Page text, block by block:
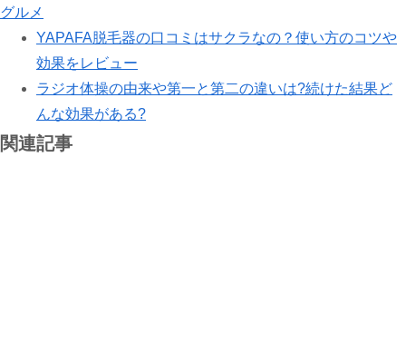
グルメ
YAPAFA脱毛器の口コミはサクラなの？使い方のコツや
効果をレビュー
ラジオ体操の由来や第一と第二の違いは?続けた結果ど
んな効果がある?
関連記事